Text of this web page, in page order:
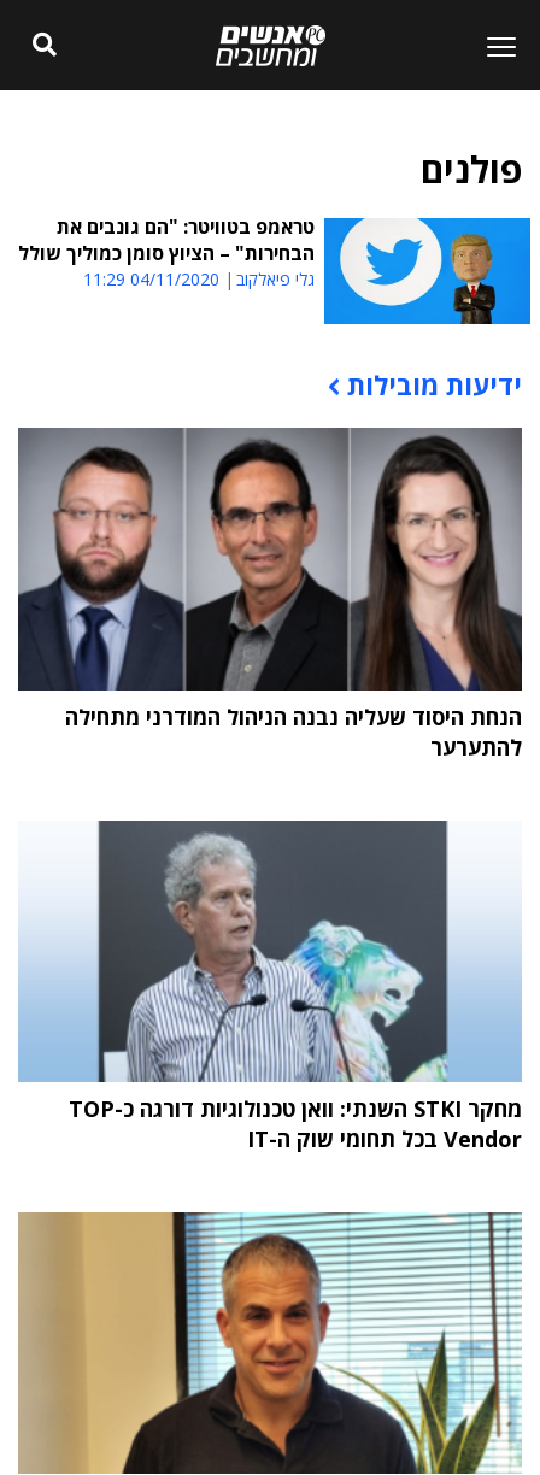
פולנים
טראמפ בטוויטר: "הם גונבים את
הבחירות" – הציוץ סומן כמוליך שולל
גלי פיאלקוב 04/11/2020 11:29
תוכן פרסומי
ידיעות מובילות
הנחת היסוד שעליה נבנה הניהול המודרני מתחילה
להתערער
מחקר STKI השנתי: וואן טכנולוגיות דורגה כ-TOP
Vendor בכל תחומי שוק ה-IT